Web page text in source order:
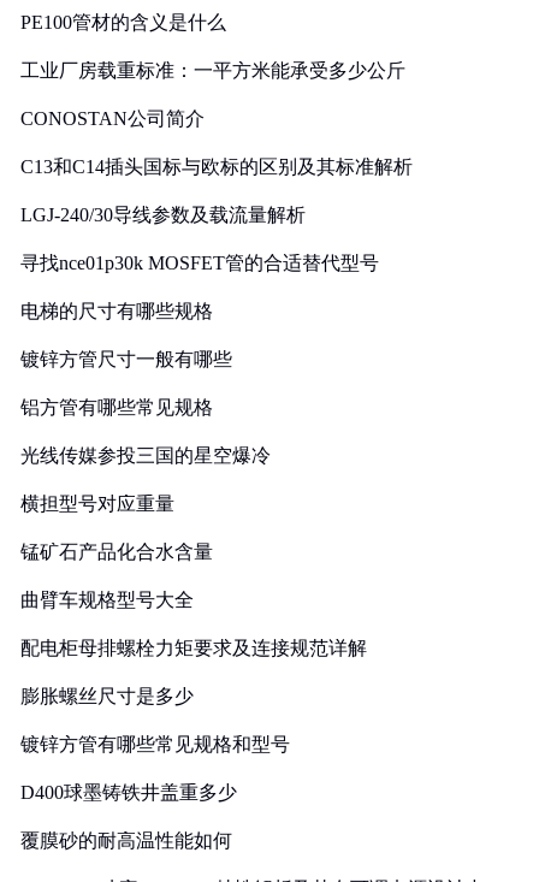
PE100管材的含义是什么
工业厂房载重标准：一平方米能承受多少公斤
CONOSTAN公司简介
C13和C14插头国标与欧标的区别及其标准解析
LGJ-240/30导线参数及载流量解析
寻找nce01p30k MOSFET管的合适替代型号
电梯的尺寸有哪些规格
镀锌方管尺寸一般有哪些
铝方管有哪些常见规格
光线传媒参投三国的星空爆冷
横担型号对应重量
锰矿石产品化合水含量
曲臂车规格型号大全
配电柜母排螺栓力矩要求及连接规范详解
膨胀螺丝尺寸是多少
镀锌方管有哪些常见规格和型号
D400球墨铸铁井盖重多少
覆膜砂的耐高温性能如何